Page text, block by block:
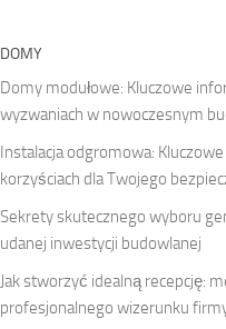
DOMY
Domy modułowe: Kluczowe
wyzwaniach w nowoczesnym
Instalacja odgromowa:
korzyściach dla Twojego
Sekrety skutecznego wyboru
udanej inwestycji budowlanej
Jak stworzyć idealną recepcję:
profesjonalnego wizerunku